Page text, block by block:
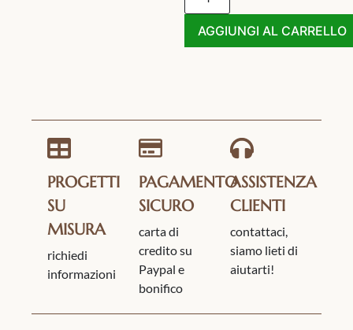
AGGIUNGI AL CARRELLO
PROGETTI
SU
MISURA
richiedi
informazioni
PAGAMENTO
SICURO
carta di
credito su
Paypal e
bonifico
ASSISTENZA
CLIENTI
contattaci,
siamo lieti di
aiutarti!